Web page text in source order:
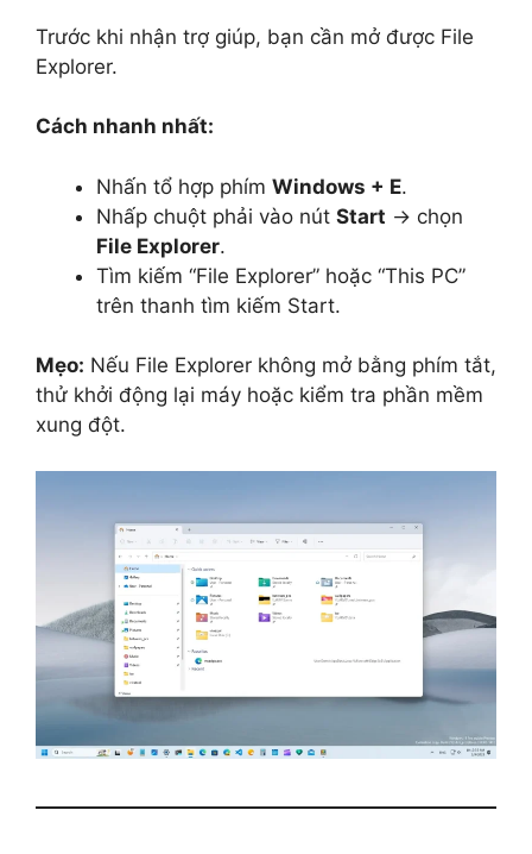
Trước khi nhận trợ giúp, bạn cần mở được File
Explorer.
Cách nhanh nhất:
Nhấn tổ hợp phím Windows + E.
Nhấp chuột phải vào nút Start → chọn
File Explorer.
Tìm kiếm “File Explorer” hoặc “This PC”
trên thanh tìm kiếm Start.
Mẹo: Nếu File Explorer không mở bằng phím tắt,
thử khởi động lại máy hoặc kiểm tra phần mềm
xung đột.